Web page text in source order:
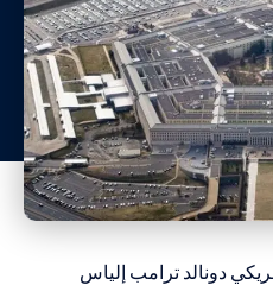
دونالد ترامب إلياس